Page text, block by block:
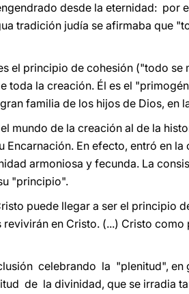
desde la eternidad: por
tradición judía se afirmaba que
el principio de cohesión ("todo
toda la creación. Él es el
familia de los hijos de Dios, en
mundo de la creación al de la
Encarnación. En efecto, entró en
armoniosa y fecunda. La
"principio".
puede llegar a ser el principio
en Cristo. (...) Cristo
celebrando la "plenitud", en
de la divinidad, que se irradia